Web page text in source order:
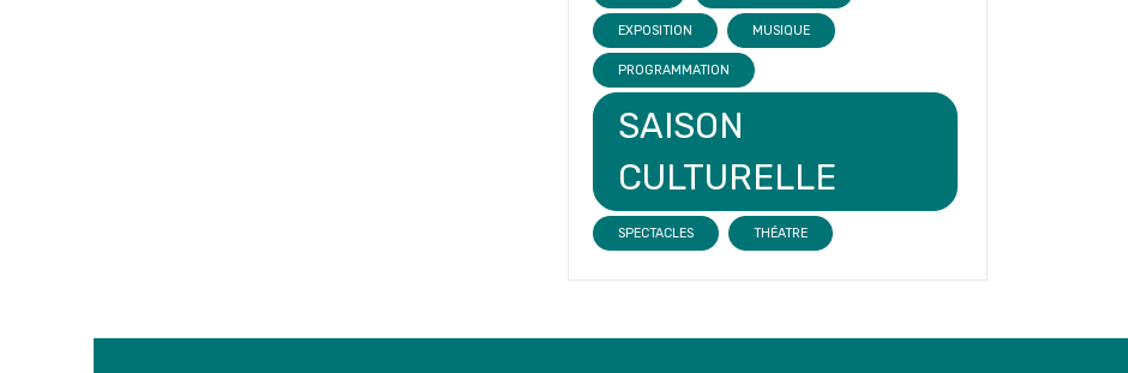
EXPOSITION MUSIQUE
PROGRAMMATION
SAISON
CULTURELLE
SPECTACLES THÉATRE